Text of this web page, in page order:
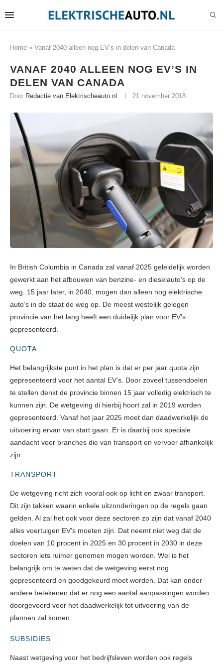
Home » Vanaf 2040 alleen nog EV’s in delen van Canada
VANAF 2040 ALLEEN NOG EV’S IN
DELEN VAN CANADA
Door Redactie van Elektrischeauto.nl 21 november 2018
In British Columbia in Canada zal vanaf 2025 geleidelijk worden
gewerkt aan het afbouwen van benzine- en dieselauto’s op de
weg. 15 jaar later, in 2040, mogen dan alleen nog elektrische
auto’s in de staat de weg op. De meest westelijk gelegen
provincie van het lang heeft een duidelijk plan voor EV’s
gepresenteerd.
QUOTA
Het belangrijkste punt in het plan is dat er per jaar quota zijn
gepresenteerd voor het aantal EV’s. Door zoveel tussendoelen
te stellen denkt de provincie binnen 15 jaar volledig elektrisch te
kunnen zijn. De wetgeving di hierbij hoort zal in 2019 worden
gepresenteerd. Vanaf het jaar 2025 moet dan daadwerkelijk de
uitvoering ervan van start gaan. Er is daarbij ook speciale
aandacht voor branches die van transport en vervoer afhankelijk
zijn.
TRANSPORT
De wetgeving richt zich vooral ook op licht en zwaar transport.
Dit zijn takken waarin enkele uitzonderingen op de regels gaan
gelden. Al zal het ook voor deze sectoren zo zijn dat vanaf 2040
alles voertuigen EV’s moeten zijn. Dat neemt niet weg dat de
doelen van 10 procent in 2025 en 30 procent in 2030 in deze
sectoren iets ruimer genomen mogen worden. Wel is het
belangrijk om te weten dat de wetgeving eerst nog
gepresenteerd en goedgekeurd moet worden. Dat kan onder
andere betekenen dat er nog een aantal aanpassingen worden
doorgevoerd voor het daadwerkelijk tot uitvoering van de
plannen zal komen.
SUBSIDIES
Naast wetgeving voor het bedrijfsleven worden ook regels